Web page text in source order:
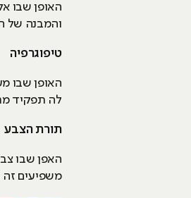
האופן שבו
והמבנה של
טיפוגרפיה
האופן שבו
לה תפקיד
תורת הצבע
האפן שבו
משפיעים זה